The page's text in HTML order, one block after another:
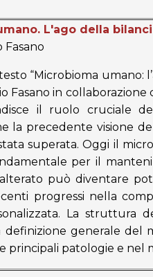
L'ago della
Fasano
“Microbioma umano:
Fasano in
il ruolo cruciale
la precedente visione
superata. Oggi il
per il
può diventare
progressi nella
La struttura
definizione generale del
principali patologie e